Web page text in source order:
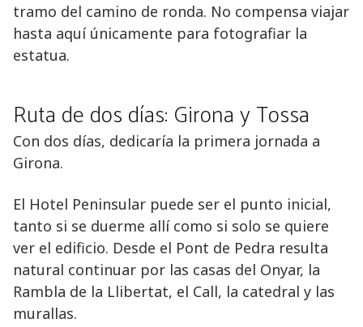
tramo del camino de ronda. No compensa viajar
hasta aquí únicamente para fotografiar la
estatua.
Ruta de dos días: Girona y Tossa
Con dos días, dedicaría la primera jornada a
Girona.
El Hotel Peninsular puede ser el punto inicial,
tanto si se duerme allí como si solo se quiere
ver el edificio. Desde el Pont de Pedra resulta
natural continuar por las casas del Onyar, la
Rambla de la Llibertat, el Call, la catedral y las
murallas.